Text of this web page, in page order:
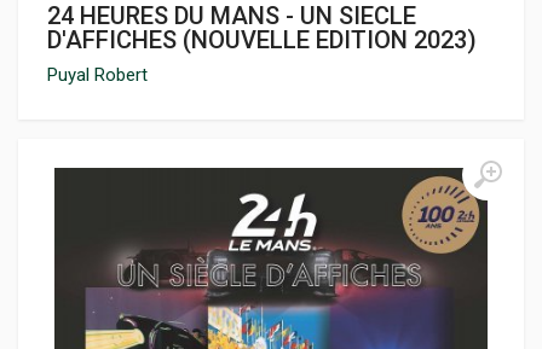
24 HEURES DU MANS - UN SIECLE
D'AFFICHES (NOUVELLE EDITION 2023)
Puyal Robert